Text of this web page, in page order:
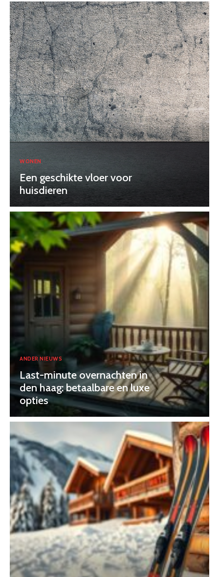
WONEN
Een geschikte vloer voor
huisdieren
ANDER NIEUWS
Last-minute overnachten in
den haag: betaalbare en luxe
opties